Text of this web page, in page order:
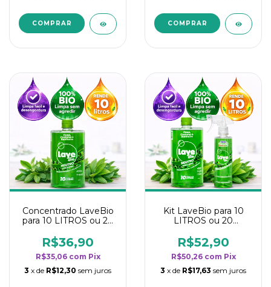
Concentrado LaveBio
para 10 LITROS ou 20
rendimento da
categoria - Neutro
R$36,90
R$35,06 com Pix
3 x de R$12,30 sem juros
Kit LaveBio para 10
LITROS ou 20
rendimento da
categoria - Neutro
R$52,90
R$50,26 com Pix
3 x de R$17,63 sem juros